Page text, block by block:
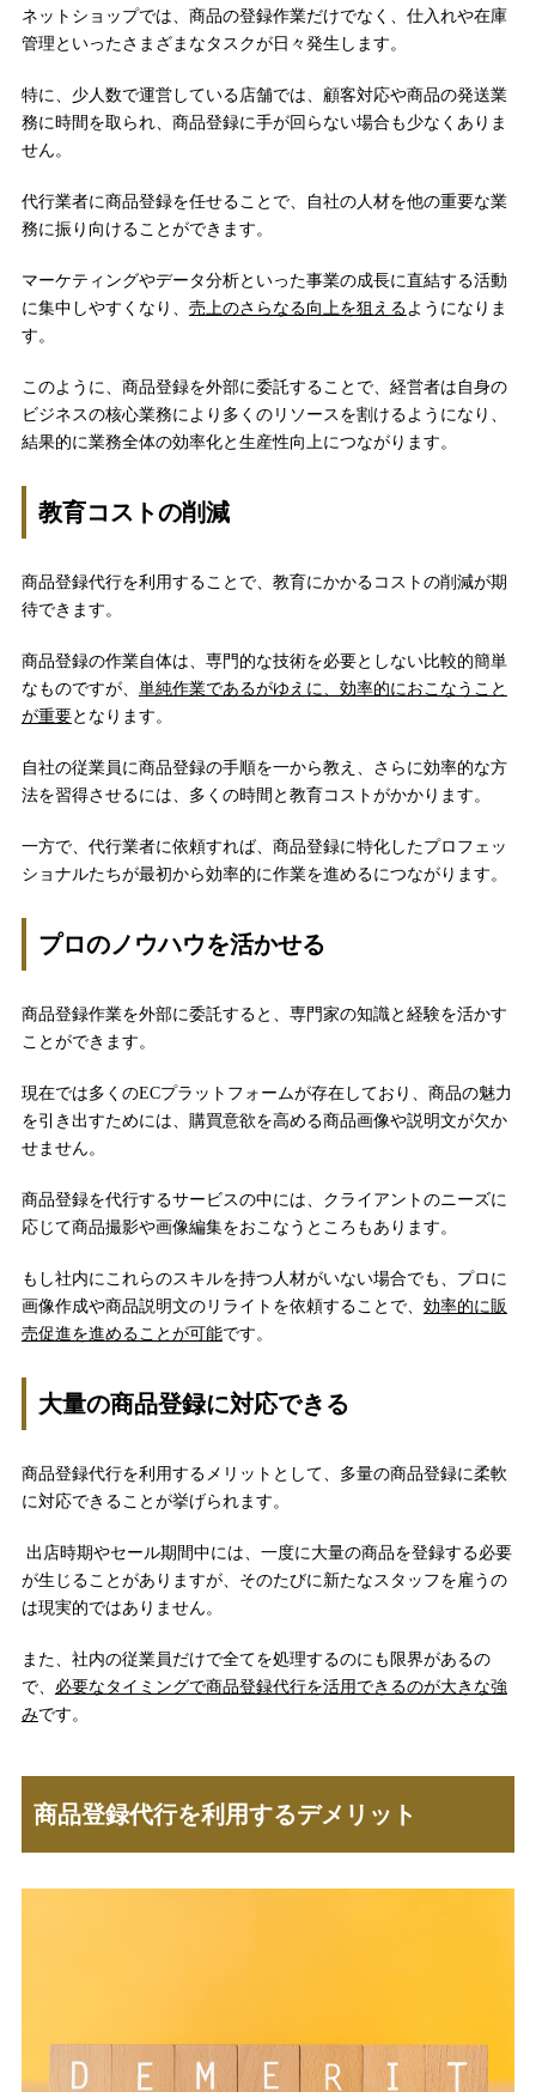
ネットショップでは、商品の登録作業だけでなく、仕入れや在庫
管理といったさまざまなタスクが日々発生します。
特に、少人数で運営している店舗では、顧客対応や商品の発送業
務に時間を取られ、商品登録に手が回らない場合も少なくありま
せん。
代行業者に商品登録を任せることで、自社の人材を他の重要な業
務に振り向けることができます。
マーケティングやデータ分析といった事業の成長に直結する活動
に集中しやすくなり、 売上のさらなる向上を狙えるようになりま
す。
このように、商品登録を外部に委託することで、経営者は自身の
ビジネスの核心業務により多くのリソースを割けるようになり、
結果的に業務全体の効率化と生産性向上につながります。
教育コストの削減
商品登録代行を利用することで、教育にかかるコストの削減が期
待できます。
商品登録の作業自体は、専門的な技術を必要としない比較的簡単
なものですが、 単純作業であるがゆえに、効率的におこなうこと
が重要となります。
自社の従業員に商品登録の手順を一から教え、さらに効率的な方
法を習得させるには、多くの時間と教育コストがかかります。
一方で、代行業者に依頼すれば、商品登録に特化したプロフェッ
ショナルたちが最初から効率的に作業を進めるにつながります。
プロのノウハウを活かせる
商品登録作業を外部に委託すると、専門家の知識と経験を活かす
ことができます。
現在では多くのECプラットフォームが存在しており、商品の魅力
を引き出すためには、購買意欲を高める商品画像や説明文が欠か
せません。
商品登録を代行するサービスの中には、クライアントのニーズに
応じて商品撮影や画像編集をおこなうところもあります。
もし社内にこれらのスキルを持つ人材がいない場合でも、プロに
画像作成や商品説明文のリライトを依頼することで、 効率的に販
売促進を進めることが可能です。
大量の商品登録に対応できる
商品登録代行を利用するメリットとして、多量の商品登録に柔軟
に対応できることが挙げられます。
出店時期やセール期間中には、一度に大量の商品を登録する必要
が生じることがありますが、そのたびに新たなスタッフを雇うの
は現実的ではありません。
また、社内の従業員だけで全てを処理するのにも限界があるの
で、 必要なタイミングで商品登録代行を活用できるのが大きな強
みです。
商品登録代行を利用するデメリット